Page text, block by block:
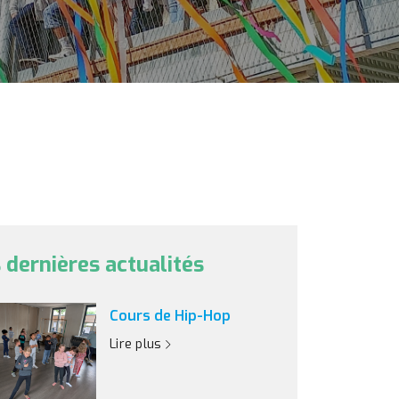
dernières actualités
Cours de Hip-Hop
Lire plus